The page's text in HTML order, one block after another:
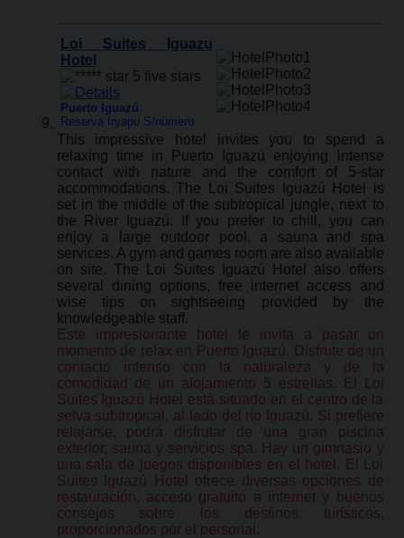
Loi Suites Iguazu
Hotel
Puerto Iguazú:
Reserva Iryapu S/número
This impressive hotel invites you to spend a
relaxing time in Puerto Iguazú enjoying intense
contact with nature and the comfort of 5-star
accommodations. The Loi Suites Iguazú Hotel is
set in the middle of the subtropical jungle, next to
the River Iguazú. If you prefer to chill, you can
enjoy a large outdoor pool, a sauna and spa
services. A gym and games room are also available
on site. The Loi Suites Iguazú Hotel also offers
several dining options, free internet access and
wise tips on sightseeing provided by the
knowledgeable staff.
Este impresionante hotel le invita a pasar un
momento de relax en Puerto Iguazú. Disfrute de un
contacto intenso con la naturaleza y de la
comodidad de un alojamiento 5 estrellas. El Loi
Suites Iguazú Hotel está situado en el centro de la
selva subtropical, al lado del río Iguazú. Si prefiere
relajarse, podrá disfrutar de una gran piscina
exterior, sauna y servicios spa. Hay un gimnasio y
una sala de juegos disponibles en el hotel. El Loi
Suites Iguazú Hotel ofrece diversas opciones de
restauración, acceso gratuito a internet y buenos
consejos sobre los destinos turísticos,
proporcionados por el personal.